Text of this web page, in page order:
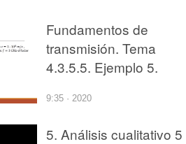
Fundamentos de
transmisión. Tema
4.3.5.5. Ejemplo 5.
9:35 · 2020
5. Análisis cualitativo 5